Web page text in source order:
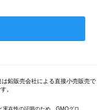
鉛販売会社による直接小売販売で
。
実在性の証明のため、GMOグロ